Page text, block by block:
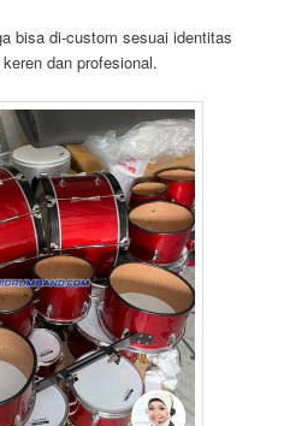
bisa di-custom sesuai identitas
dan profesional.